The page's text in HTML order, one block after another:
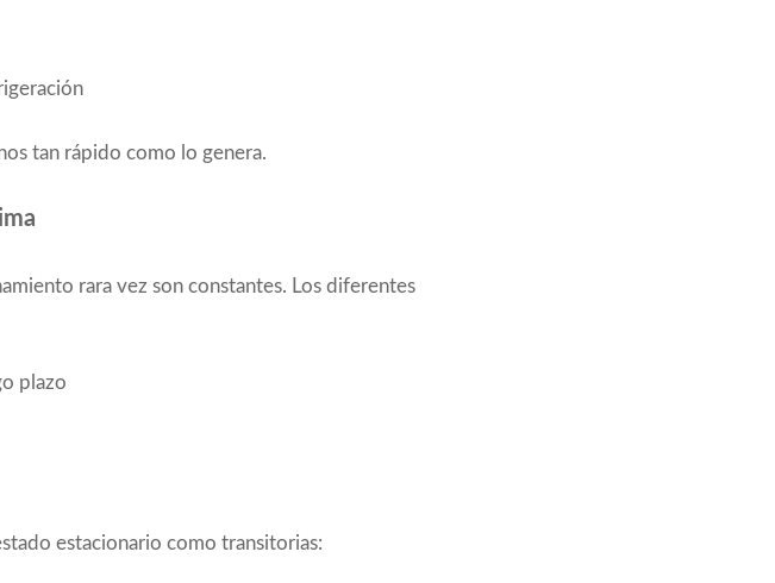
tan rápido como lo genera.
rara vez son constantes. Los diferentes
plazo
estacionario como transitorias: